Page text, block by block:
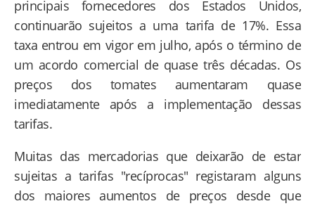
principais fornecedores dos Estados Unidos,
continuarão sujeitos a uma tarifa de 17%. Essa
taxa entrou em vigor em julho, após o término de
um acordo comercial de quase três décadas. Os
preços dos tomates aumentaram quase
imediatamente após a implementação dessas
tarifas.
Muitas das mercadorias que deixarão de estar
sujeitas a tarifas "recíprocas" registaram alguns
dos maiores aumentos de preços desde que